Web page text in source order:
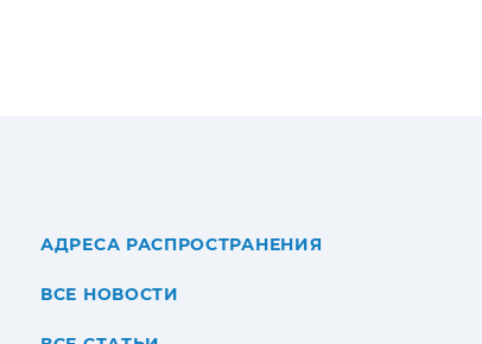
АДРЕСА РАСПРОСТРАНЕНИЯ
ВСЕ НОВОСТИ